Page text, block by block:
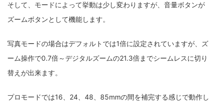
そして、モードによって挙動は少し変わりますが、音量ボタンが
ズームボタンとして機能します。
写真モードの場合はデフォルトでは1倍に設定されていますが、ズ
ーム操作で0.7倍～デジタルズームの21.3倍までシームレスに切り
替えが出来ます。
プロモードでは16、24、48、85mmの間を補完する感じで動作し